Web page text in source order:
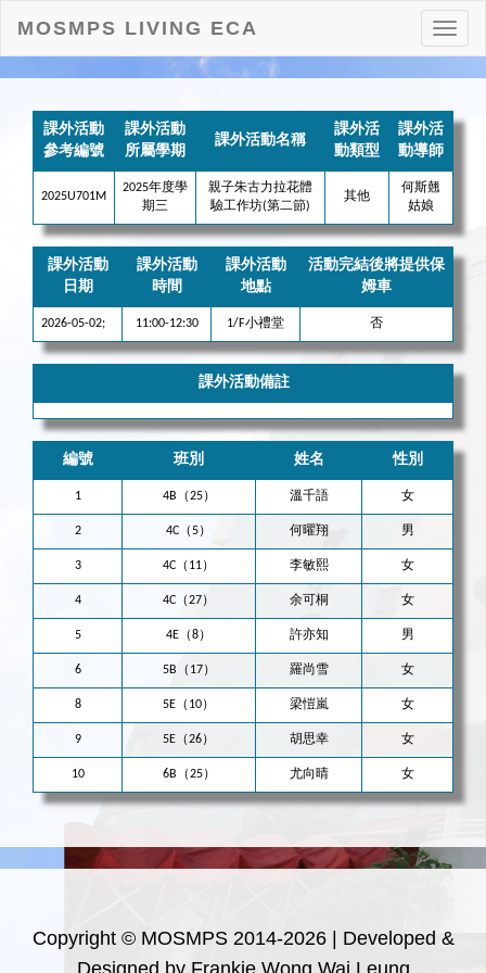
打
開
MOSMPS LIVING ECA
課外活動
參考編號
課外活動
所屬學期
課外活動名稱
課外活
動類型
課外活
動導師
2025U701M
2025年度學
期三
親子朱古力拉花體
驗工作坊(第二節)
其他
何斯翹
姑娘
課外活動
日期
課外活動
時間
課外活動
地點
活動完結後將提供保
姆車
2026-05-02; 11:00-12:30 1/F小禮堂 否
課外活動備註
編號 班別 姓名 性別
1 4B（25） 溫千語 女
2 4C（5） 何曜翔 男
3 4C（11） 李敏熙 女
4 4C（27） 余可桐 女
5 4E（8） 許亦知 男
6 5B（17） 羅尚雪 女
8 5E（10） 梁愷嵐 女
9 5E（26） 胡思幸 女
10 6B（25） 尤向晴 女
Copyright © MOSMPS 2014-2026 | Developed &
Designed by Frankie Wong Wai Leung